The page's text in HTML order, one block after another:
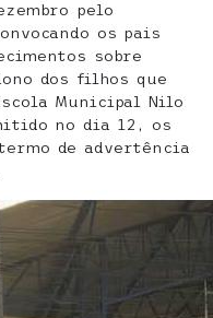
pelo
os pais
sobre
dos filhos que
Municipal Nilo
no dia 12, os
de advertência